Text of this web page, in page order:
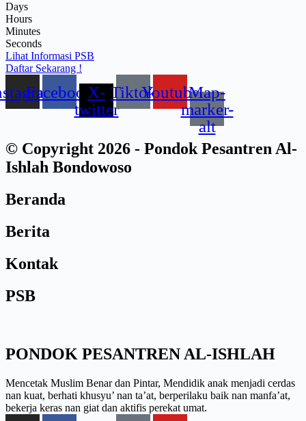
Days
Hours
Minutes
Seconds
Lihat Informasi PSB
Daftar Sekarang !
FacebookX-
twitter
TiktokYoutubeMap-
marker-
alt
© Copyright 2026 - Pondok Pesantren Al-
Ishlah Bondowoso
Beranda
Berita
Kontak
PSB
PONDOK PESANTREN AL-ISHLAH
Mencetak Muslim Benar dan Pintar, Mendidik anak menjadi cerdas
nan kuat, berhati khusyu’ nan ta’at, berperilaku baik nan manfa’at,
bekerja keras nan giat dan aktifis perekat umat.